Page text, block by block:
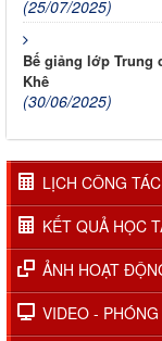
(25/07/2025)
Bế giảng lớp Trung
Khê
(30/06/2025)
LỊCH CÔNG
KẾT QUẢ HỌC
ẢNH HOẠT
VIDEO -